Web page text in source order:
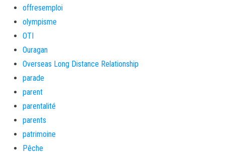
offresemploi
olympisme
OTI
Ouragan
Overseas Long Distance Relationship
parade
parent
parentalité
parents
patrimoine
Pêche